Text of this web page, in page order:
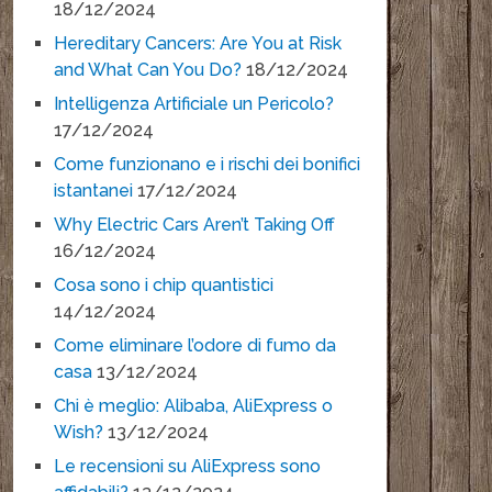
18/12/2024
Hereditary Cancers: Are You at Risk
and What Can You Do? 18/12/2024
Intelligenza Artificiale un Pericolo?
17/12/2024
Come funzionano e i rischi dei bonifici
istantanei 17/12/2024
Why Electric Cars Aren’t Taking Off
16/12/2024
Cosa sono i chip quantistici
14/12/2024
Come eliminare l’odore di fumo da
casa 13/12/2024
Chi è meglio: Alibaba, AliExpress o
Wish? 13/12/2024
Le recensioni su AliExpress sono